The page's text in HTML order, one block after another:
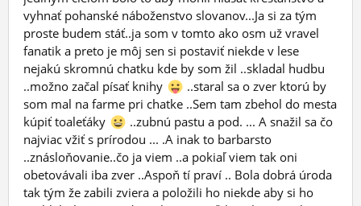
vyhnať pohanské náboženstvo slovanov...Ja si za tým
proste budem stáť..ja som v tomto ako osm už vravel
fanatik a preto je môj sen si postaviť niekde v lese
nejakú skromnú chatku kde by som žil ..skladal hudbu
..možno začal písať knihy
..staral sa o zver ktorú by
som mal na farme pri chatke ..Sem tam zbehol do mesta
kúpiť toaleťáky
..zubnú pastu a pod. ... A snažil sa čo
najviac vžiť s prírodou ... .A inak to barbarsto
..znásloňovanie..čo ja viem ..a pokiaľ viem tak oni
obetovávali iba zver ..Aspoň tí praví .. Bola dobrá úroda
tak tým že zabili zviera a položili ho niekde aby si ho